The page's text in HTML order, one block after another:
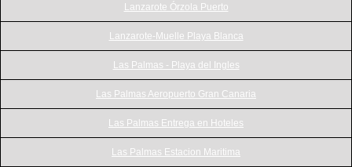
Lanzarote Órzola Puerto
Lanzarote-Muelle Playa Blanca
Las Palmas - Playa del Ingles
Las Palmas Aeropuerto Gran Canaria
Las Palmas Entrega en Hoteles
Las Palmas Estacion Maritima